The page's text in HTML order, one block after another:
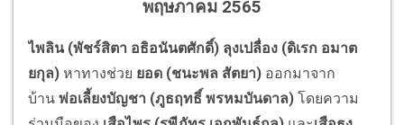
พฤษภาคม 2565
ไพลิน (พัชร์สิตา อธิอนันตศักดิ์) ลุงเปลื่อง (ดิเรก อมาต
ยกุล) หาทางช่วย ยอด (ชนะพล สัตยา) ออกมาจาก
บ้าน พ่อเลี้ยงบัญชา (ภูธฤทธิ์ พรหมบันดาล) โดยความ